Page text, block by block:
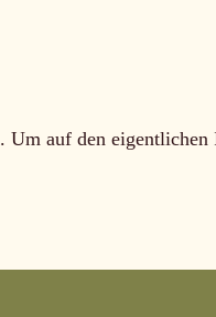
. Um auf den eigentlichen